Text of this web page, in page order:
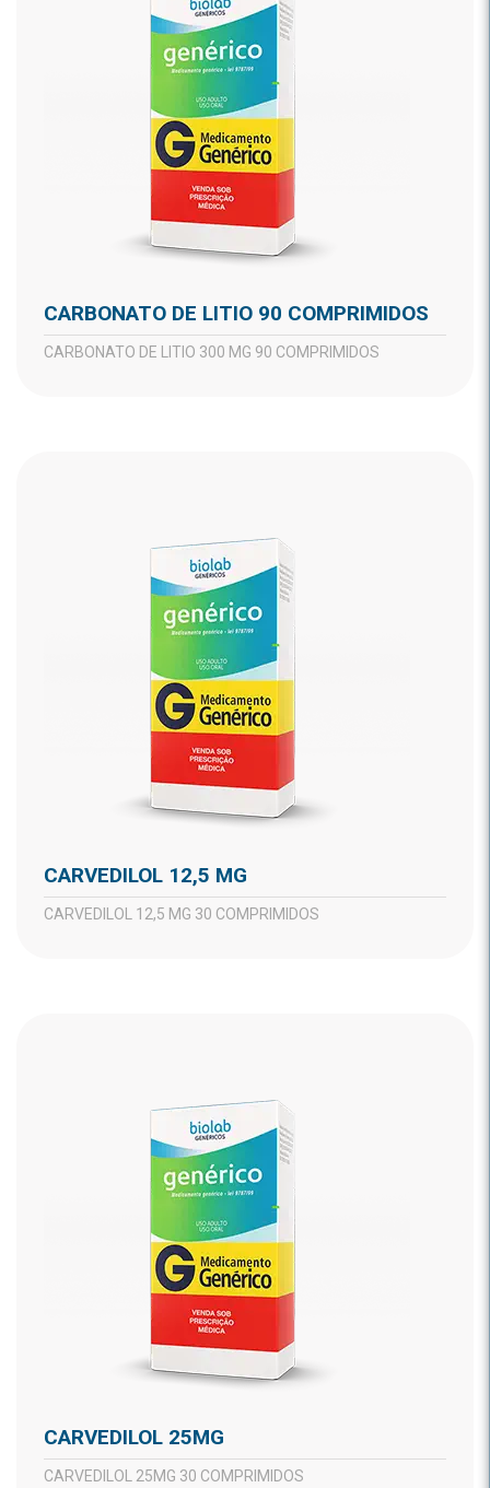
CARBONATO DE LITIO 90 COMPRIMIDOS
CARBONATO DE LITIO 300 MG 90 COMPRIMIDOS
CARVEDILOL 12,5 MG
CARVEDILOL 12,5 MG 30 COMPRIMIDOS
CARVEDILOL 25MG
CARVEDILOL 25MG 30 COMPRIMIDOS